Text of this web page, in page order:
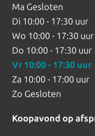
Ma Gesloten
Di 10:00 - 17:30 uur
Wo 10:00 - 17:30 uur
Do 10:00 - 17:30 uur
Vr 10:00 - 17:30 uur
Za 10:00 - 17:00 uur
Zo Gesloten
Koopavond op